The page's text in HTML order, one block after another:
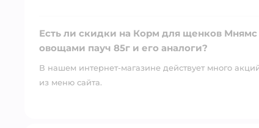
Есть ли скидки на Корм для щенков
овощами пауч 85г и его аналоги?
В нашем интернет-магазине действует много
из меню сайта.